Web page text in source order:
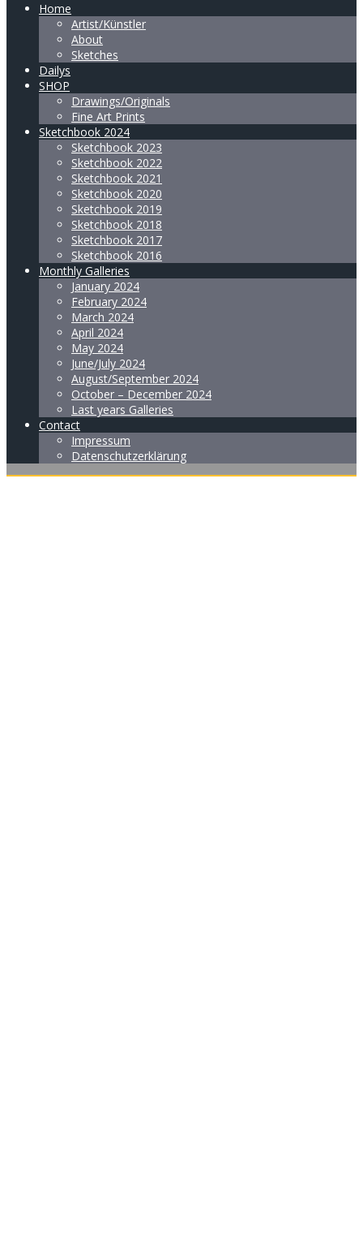
Home
Artist/Künstler
About
Sketches
Dailys
SHOP
Drawings/Originals
Fine Art Prints
Sketchbook 2024
Sketchbook 2023
Sketchbook 2022
Sketchbook 2021
Sketchbook 2020
Sketchbook 2019
Sketchbook 2018
Sketchbook 2017
Sketchbook 2016
Monthly Galleries
January 2024
February 2024
March 2024
April 2024
May 2024
June/July 2024
August/September 2024
October – December 2024
Last years Galleries
Contact
Impressum
Datenschutzerklärung